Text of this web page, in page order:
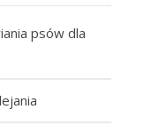
psów dla